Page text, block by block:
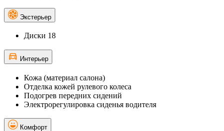
Экстерьер
Диски 18
Интерьер
Кожа (материал салона)
Отделка кожей рулевого колеса
Подогрев передних сидений
Электрорегулировка сиденья водителя
Комфорт